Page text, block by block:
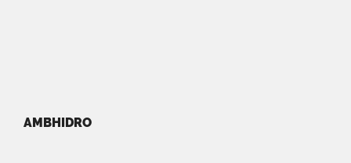
AMBHIDRO